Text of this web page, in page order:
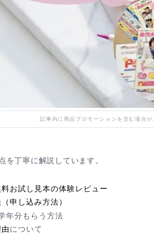
記事内に商品プロモーションを含む場合が
を丁寧に解説しています。
お試し見本の体験レビュー
申し込み方法）
年分もらう方法
について